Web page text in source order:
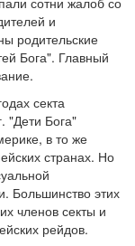
и
родительские
Бога". Главный
секта
"Дети Бога"
в то же
странах. Но
Большинство этих
членов секты и
рейдов.